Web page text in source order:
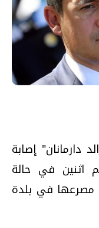
دارمانان" إصابة
اثنين في حالة
لقيت امرأة (30 عاما) مصرعها في بلدة